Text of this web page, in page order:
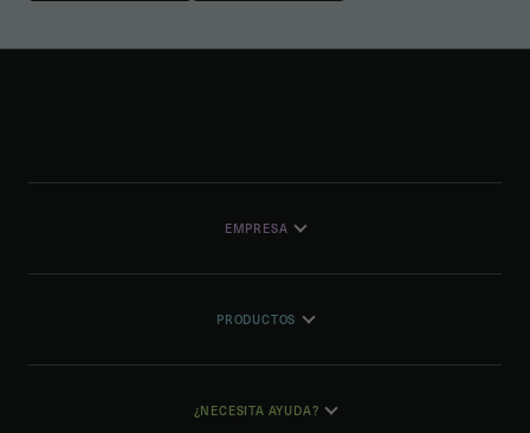
EMPRESA
PRODUCTOS
¿NECESITA AYUDA?